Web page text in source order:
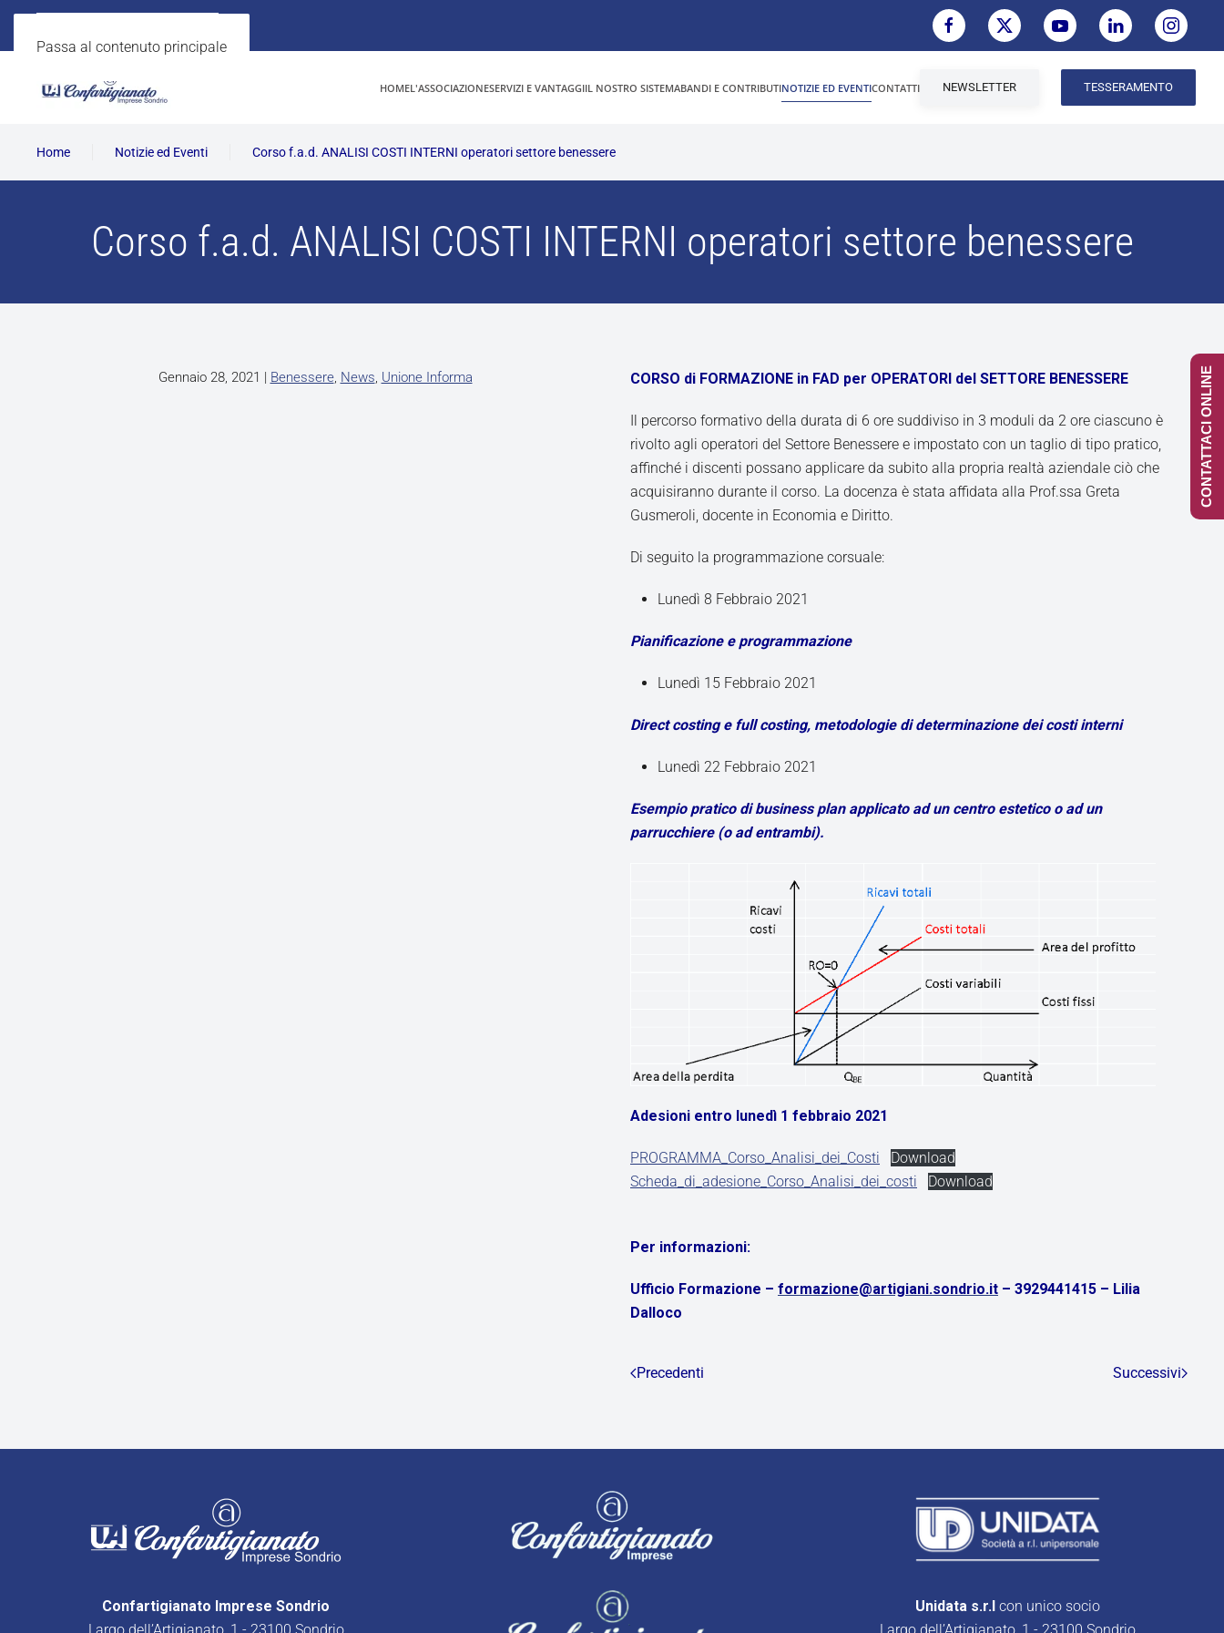
Passa al contenuto principale
HOMEL'ASSOCIAZIONESERVIZI E VANTAGGIIL NOSTRO SISTEMABANDI E CONTRIBUTINOTIZIE ED EVENTICONTATTI NEWSLETTER TESSERAMENTO
Home Notizie ed Eventi Corso f.a.d. ANALISI COSTI INTERNI operatori settore benessere
Corso f.a.d. ANALISI COSTI INTERNI operatori settore benessere
Gennaio 28, 2021 | Benessere, News, Unione Informa CORSO di FORMAZIONE in FAD per OPERATORI del SETTORE BENESSERE
Il percorso formativo della durata di 6 ore suddiviso in 3 moduli da 2 ore ciascuno è
rivolto agli operatori del Settore Benessere e impostato con un taglio di tipo pratico,
affinché i discenti possano applicare da subito alla propria realtà aziendale ciò che
acquisiranno durante il corso. La docenza è stata affidata alla Prof.ssa Greta
Gusmeroli, docente in Economia e Diritto.
Di seguito la programmazione corsuale:
Lunedì 8 Febbraio 2021
Pianificazione e programmazione
Lunedì 15 Febbraio 2021
Direct costing e full costing, metodologie di determinazione dei costi interni
Lunedì 22 Febbraio 2021
Esempio pratico di business plan applicato ad un centro estetico o ad un
parrucchiere (o ad entrambi).
Adesioni entro lunedì 1 febbraio 2021
PROGRAMMA_Corso_Analisi_dei_Costi
Download
Scheda_di_adesione_Corso_Analisi_dei_costi
Download
Per informazioni:
Ufficio Formazione – formazione@artigiani.sondrio.it – 3929441415 – Lilia
Dalloco
Precedenti Successivi
Confartigianato Imprese Sondrio
Unidata s.r.l con unico socio
CONTATTACI ONLINE